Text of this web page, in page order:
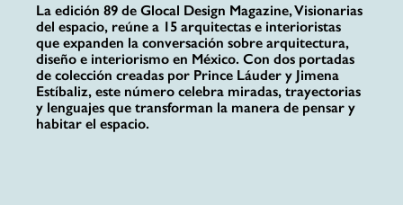
La edición 89 de Glocal Design Magazine, Visionarias
del espacio, reúne a 15 arquitectas e interioristas
que expanden la conversación sobre arquitectura,
diseño e interiorismo en México. Con dos portadas
de colección creadas por Prince Láuder y Jimena
Estíbaliz, este número celebra miradas, trayectorias
y lenguajes que transforman la manera de pensar y
habitar el espacio.